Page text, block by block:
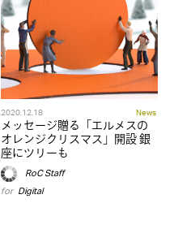
2020.12.18 News
メッセージ贈る「エルメスの
オレンジクリスマス」開設 銀
座にツリーも
RoC Staff
for Digital